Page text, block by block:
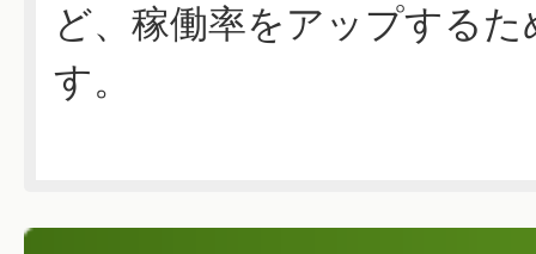
ど、稼働率をアップする
す。